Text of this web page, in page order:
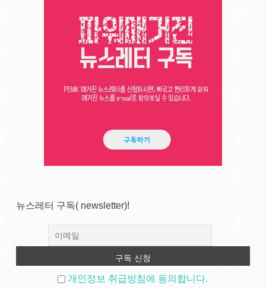
뉴스레터 구독( newsletter)!
개인정보 취급방침에 동의합니다.